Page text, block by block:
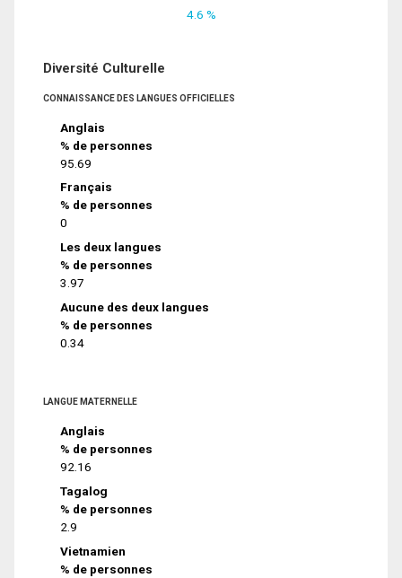
4.6 %
Diversité Culturelle
CONNAISSANCE DES LANGUES OFFICIELLES
Anglais
% de personnes
95.69
Français
% de personnes
0
Les deux langues
% de personnes
3.97
Aucune des deux langues
% de personnes
0.34
LANGUE MATERNELLE
Anglais
% de personnes
92.16
Tagalog
% de personnes
2.9
Vietnamien
% de personnes